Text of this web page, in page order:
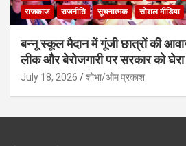
राजकाज
राजनीति सूचनात्मक सोशल मीडिया
बन्नू स्कूल मैदान में गूंजी छात्रों की
लीक और बेरोजगारी पर सरकार को घेरा
July 18, 2026 शोभा/ओम प्रकाश